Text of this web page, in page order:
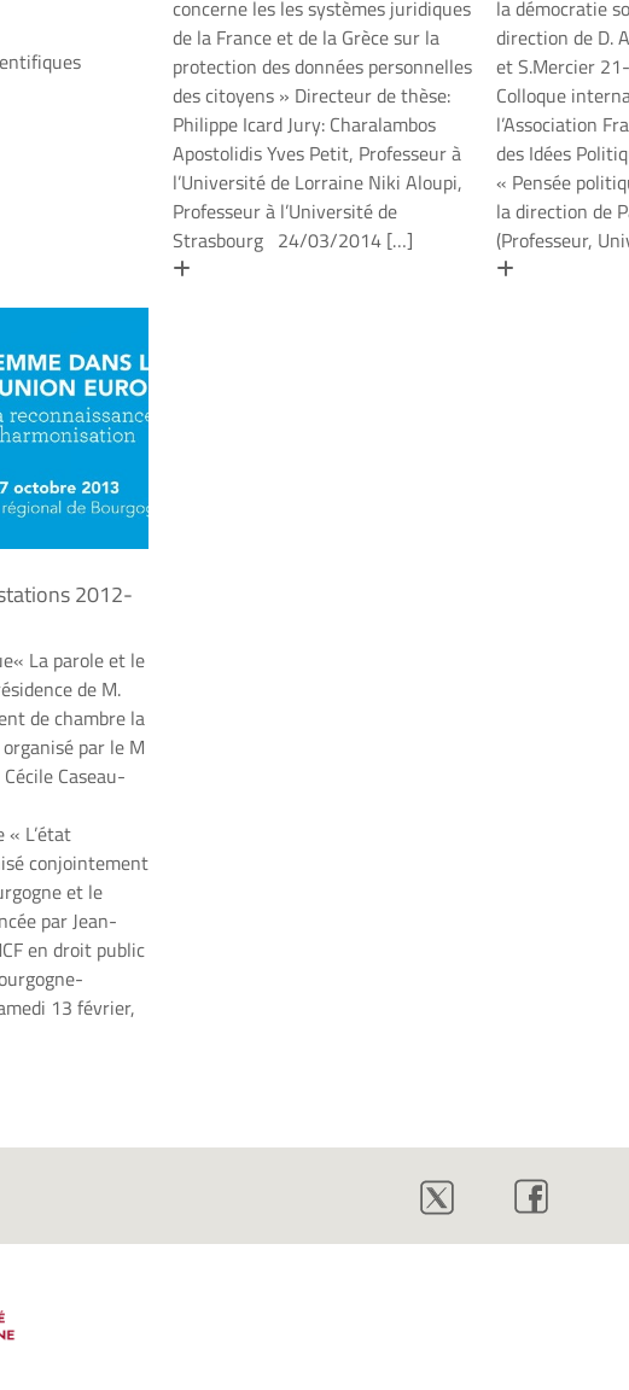
concerne les les systèmes juridiques
de la France et de la Grèce sur la
protection des données personnelles
des citoyens » Directeur de thèse:
Philippe Icard Jury: Charalambos
Apostolidis Yves Petit, Professeur à
l’Université de Lorraine Niki Aloupi,
Professeur à l’Université de
Strasbourg 24/03/2014 […]
la démocratie
direction de D.
et S.Mercier
Colloque
l’Association
des Idées
« Pensée
la direction de
(Professeur,
2012-
La parole et le
de M.
de chambre la
par le M
Caseau-
« L’état
conjointement
et le
par Jean-
en droit public
13 février,